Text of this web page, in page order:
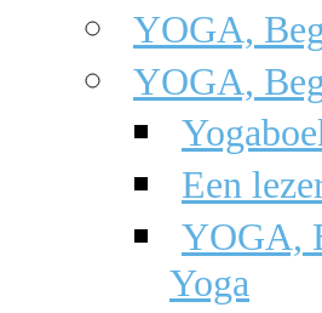
YOGA,
YOGA,
Een
YOGA,
Yoga